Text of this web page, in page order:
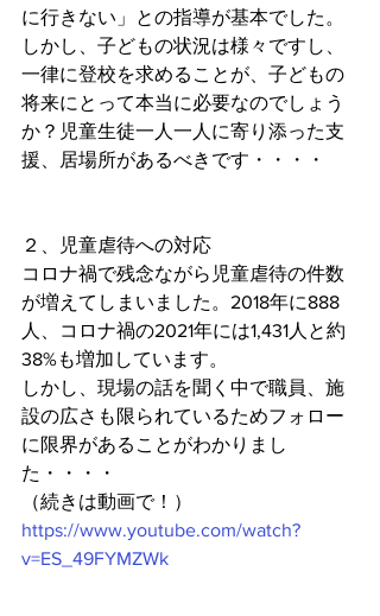
に行きない」との指導が基本でした。
しかし、子どもの状況は様々ですし、
一律に登校を求めることが、子どもの
将来にとって本当に必要なのでしょう
か？児童生徒一人一人に寄り添った支
援、居場所があるべきです・・・・
２、児童虐待への対応
コロナ禍で残念ながら児童虐待の件数
が増えてしまいました。2018年に888
人、コロナ禍の2021年には1,431人と約
38%も増加しています。
しかし、現場の話を聞く中で職員、施
設の広さも限られているためフォロー
に限界があることがわかりまし
た・・・・
（続きは動画で！）
https://www.youtube.com/watch?
v=ES_49FYMZWk